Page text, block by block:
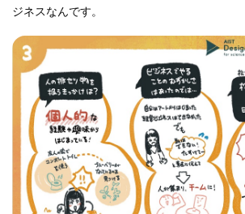
ジネスなんです。